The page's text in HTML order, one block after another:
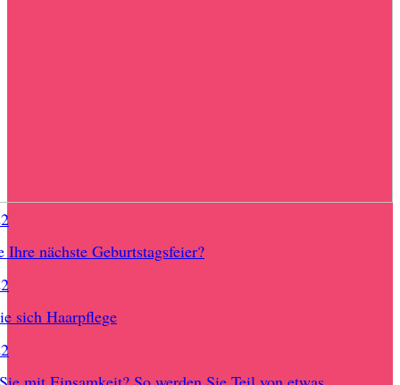
Ihre nächste Geburtstagsfeier?
sich Haarpflege